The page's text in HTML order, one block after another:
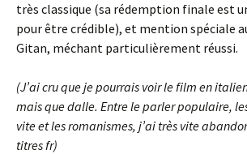
très classique (sa rédemption finale est
pour être crédible), et mention spéciale
Gitan, méchant particulièrement réussi.
(J’ai cru que je pourrais voir le film en
mais que dalle. Entre le parler populaire,
vite et les romanismes, j’ai très vite
titres fr)